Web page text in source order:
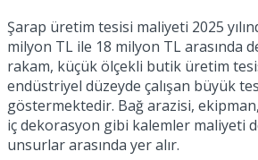
Şarap üretim tesisi maliyeti 2025
milyon TL ile 18 milyon TL arasında
rakam, küçük ölçekli butik üretim
endüstriyel düzeyde çalışan büyük
göstermektedir. Bağ arazisi,
iç dekorasyon gibi kalemler maliyeti
unsurlar arasında yer alır.